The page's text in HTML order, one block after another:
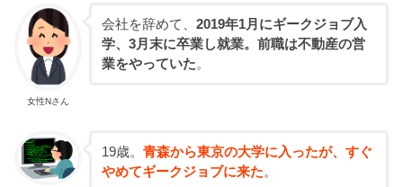
女性Nさん
会社を辞めて、 2019年1月にギークジョブ入
学、3月末に卒業し就業。前職は不動産の営
業をやっていた。
19歳。 青森から東京の大学に入ったが、すぐ
やめてギークジョブに来た。